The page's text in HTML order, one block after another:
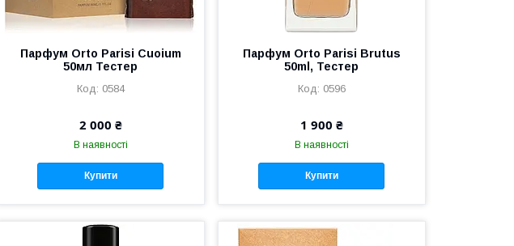
Парфум Orto Parisi Cuoium
50мл Тестер
0584
2 000 ₴
В наявності
Купити
Парфум Orto Parisi Brutus
50ml, Тестер
0596
1 900 ₴
В наявності
Купити